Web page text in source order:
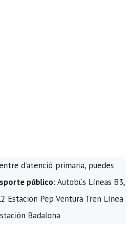
d’atenció primaria, puedes
público: Autobús Líneas B3,
Estación Pep Ventura Tren Línea
Badalona